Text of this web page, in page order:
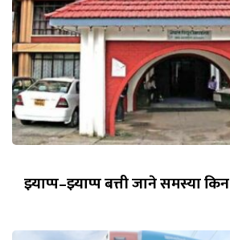
झ्याप्प–झ्याप्प बत्ती जाने समस्या